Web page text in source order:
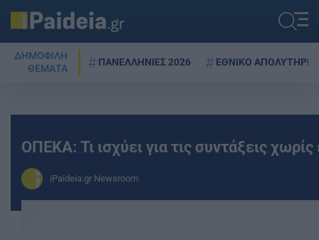
ΔΗΜΟΦΙΛΗ
ΘΕΜΑΤΑ
ΠΑΝΕΛΛΗΝΙΕΣ 2026 ΕΘΝΙΚΟ ΑΠΟΛΥΤΗΡΙΟ
ΟΠΕΚΑ: Τι ισχύει για τις συντάξεις
iPaideia.gr Newsroom